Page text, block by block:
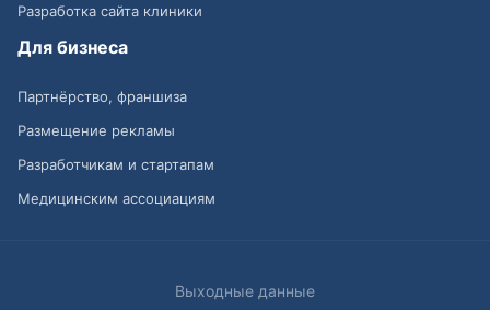
Разработка сайта клиники
Для бизнеса
Партнёрство, франшиза
Размещение рекламы
Разработчикам и стартапам
Медицинским ассоциациям
Выходные данные